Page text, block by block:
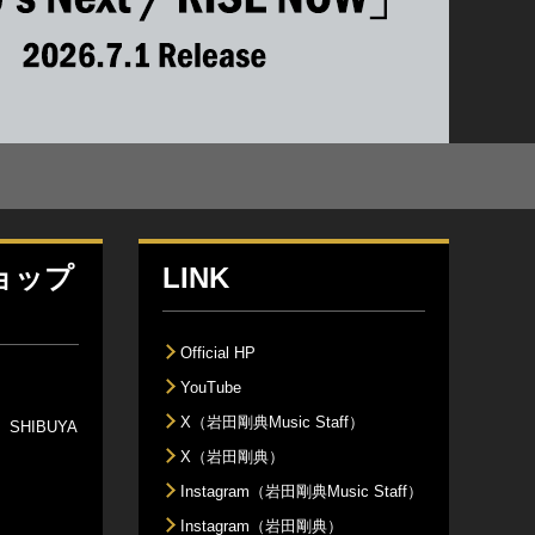
ップ
SHIBUYA
LINK
Official HP
YouTube
X（岩田剛典Music Staff）
X（岩田剛典）
Instagram（岩田剛典Music Staff）
Instagram（岩田剛典）